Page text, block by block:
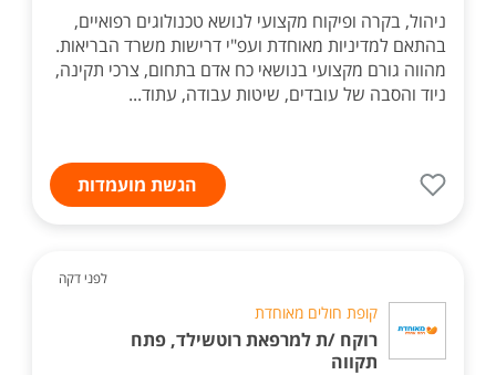
ניהול, בקרה ופיקוח מקצועי לנושא טכנולוגים רפואיים,
בהתאם למדיניות מאוחדת ועפ"י דרישות משרד הבריאות.
מהווה גורם מקצועי בנושאי כח אדם בתחום, צרכי תקינה,
ניוד והסבה של עובדים, שיטות עבודה, עתוד...
הגשת מועמדות
לפני דקה
קופת חולים מאוחדת
רוקח /ת למרפאת רוטשילד, פתח
תקווה